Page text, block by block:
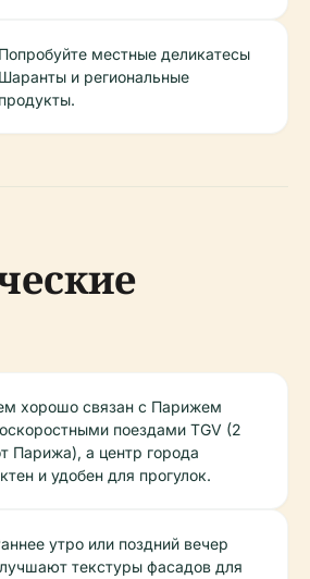
Попробуйте местные деликатесы
Шаранты и региональные
продукты.
хорошо связан с Парижем
поездами TGV (2
Парижа), а центр города
и удобен для прогулок.
утро или поздний вечер
текстуры фасадов для